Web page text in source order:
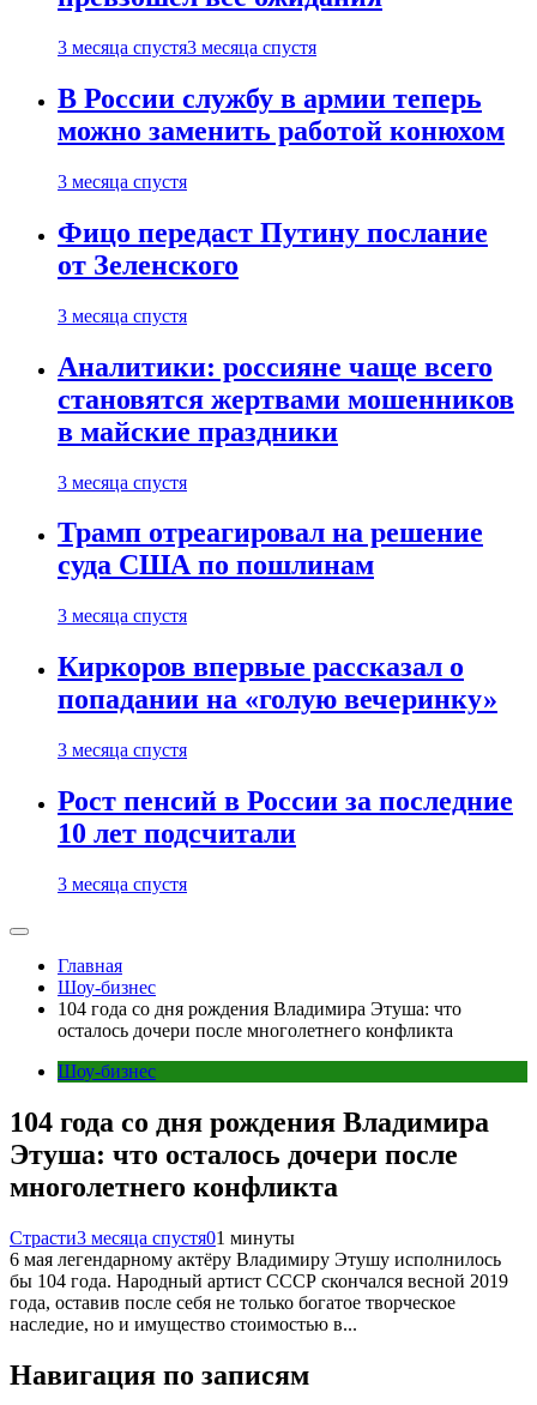
3 месяца спустя3 месяца спустя
В России службу в армии теперь
можно заменить работой конюхом
3 месяца спустя
Фицо передаст Путину послание
от Зеленского
3 месяца спустя
Аналитики: россияне чаще всего
становятся жертвами мошенников
в майские праздники
3 месяца спустя
Трамп отреагировал на решение
суда США по пошлинам
3 месяца спустя
Киркоров впервые рассказал о
попадании на «голую вечеринку»
3 месяца спустя
Рост пенсий в России за последние
10 лет подсчитали
3 месяца спустя
Главная
Шоу-бизнес
104 года со дня рождения Владимира Этуша: что
осталось дочери после многолетнего конфликта
Шоу-бизнес
104 года со дня рождения Владимира
Этуша: что осталось дочери после
многолетнего конфликта
Страсти3 месяца спустя01 минуты
6 мая легендарному актёру Владимиру Этушу исполнилось
бы 104 года. Народный артист СССР скончался весной 2019
года, оставив после себя не только богатое творческое
наследие, но и имущество стоимостью в...
Навигация по записям